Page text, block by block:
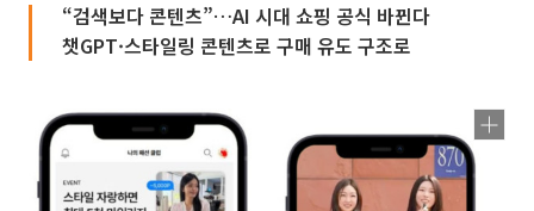
“검색보다 콘텐츠”…AI 시대 쇼핑 공식 바뀐다
챗GPT·스타일링 콘텐츠로 구매 유도 구조로